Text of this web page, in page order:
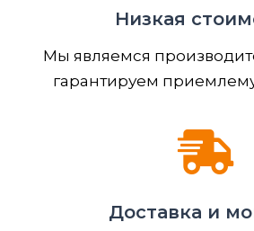
Низкая
Мы являемся
гарантируем
Доставка и